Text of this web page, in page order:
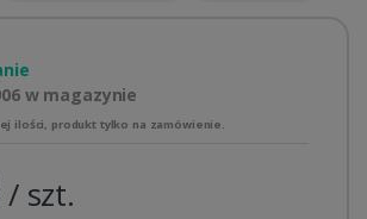
w magazynie
ilości, produkt tylko na zamówienie.
/ szt.